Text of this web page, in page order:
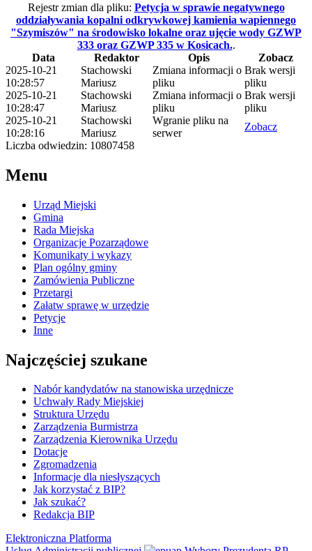
Rejestr zmian dla pliku: Petycja w sprawie negatywnego
oddziaływania kopalni odkrywkowej kamienia wapiennego
"Szymiszów" na środowisko lokalne oraz ujęcie wody GZWP
333 oraz GZWP 335 w Kosicach..
Data
Redaktor Opis
Zobacz
2025-10-21
10:28:57
Stachowski
Mariusz
Zmiana informacji o
pliku
Brak wersji
pliku
2025-10-21
10:28:47
Stachowski
Mariusz
Zmiana informacji o
pliku
Brak wersji
pliku
2025-10-21
10:28:16
Stachowski
Mariusz
Wgranie pliku na
serwer
Zobacz
Liczba odwiedzin: 10807458
Menu
Urząd Miejski
Gmina
Rada Miejska
Organizacje Pozarządowe
Komunikaty i wykazy
Plan ogólny gminy
Zamówienia Publiczne
Przetargi
Załatw sprawę w urzędzie
Petycje
Inne
Najczęściej szukane
Nabór kandydatów na stanowiska urzędnicze
Uchwały Rady Miejskiej
Struktura Urzędu
Zarządzenia Burmistrza
Zarządzenia Kierownika Urzędu
Dotacje
Zgromadzenia
Informacje dla niesłyszących
Jak korzystać z BIP?
Jak szukać?
Redakcja BIP
Elektroniczna Platforma